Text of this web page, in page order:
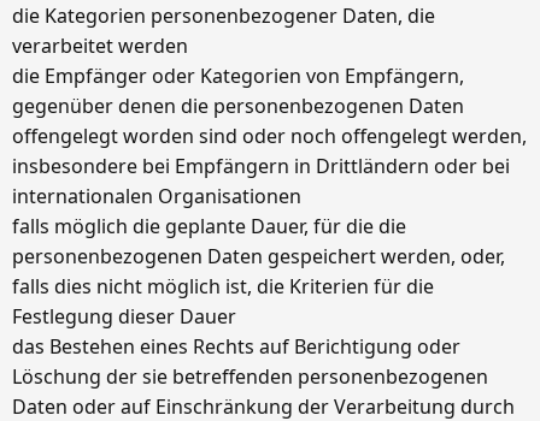
die Kategorien personenbezogener Daten, die
verarbeitet werden
die Empfänger oder Kategorien von Empfängern,
gegenüber denen die personenbezogenen Daten
offengelegt worden sind oder noch offengelegt werden,
insbesondere bei Empfängern in Drittländern oder bei
internationalen Organisationen
falls möglich die geplante Dauer, für die die
personenbezogenen Daten gespeichert werden, oder,
falls dies nicht möglich ist, die Kriterien für die
Festlegung dieser Dauer
das Bestehen eines Rechts auf Berichtigung oder
Löschung der sie betreffenden personenbezogenen
Daten oder auf Einschränkung der Verarbeitung durch